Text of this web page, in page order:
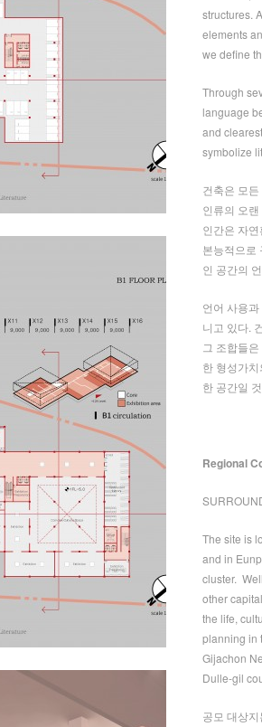
structures.
elements
we define
Through
language
and
symbolize
건축은 모
인류의 오
인간은 자
본능적으로
인 공간의
언어 사용
니고 있다.
그 조합들
한 형성가
한 공간일
Regional
The site is
and in
cluster.
other
the life,
planning in
Gijachon
Dulle-gil
공모 대상